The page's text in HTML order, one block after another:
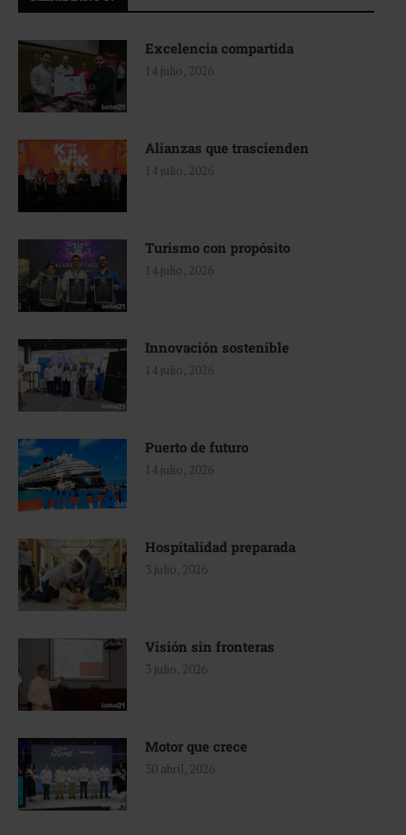
Excelencia compartida
14 julio, 2026
Alianzas que trascienden
14 julio, 2026
Turismo con propósito
14 julio, 2026
Innovación sostenible
14 julio, 2026
Puerto de futuro
14 julio, 2026
Hospitalidad preparada
3 julio, 2026
Visión sin fronteras
3 julio, 2026
Motor que crece
30 abril, 2026